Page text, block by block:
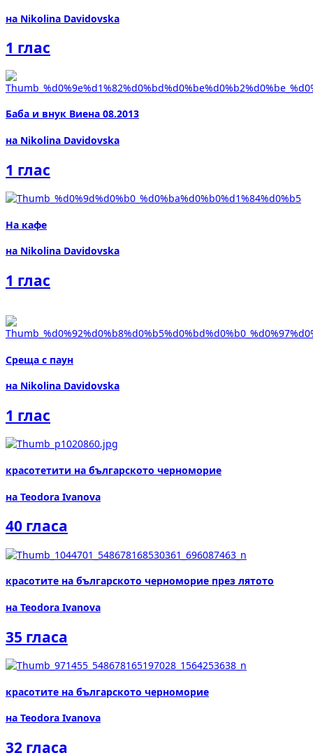
на Nikolina Davidovska
1 глас
Баба и внук Виена 08.2013
на Nikolina Davidovska
1 глас
На кафе
на Nikolina Davidovska
1 глас
Среща с паун
на Nikolina Davidovska
1 глас
красотетити на българското черноморие
на Teodora Ivanova
40 гласа
красотите на българското черноморие през лятото
на Teodora Ivanova
35 гласа
красотите на българското черноморие
на Teodora Ivanova
32 гласа